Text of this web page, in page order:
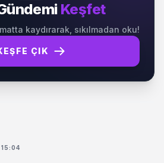
Keşfet
kaydırarak, sıkılmadan oku!
ÇIK